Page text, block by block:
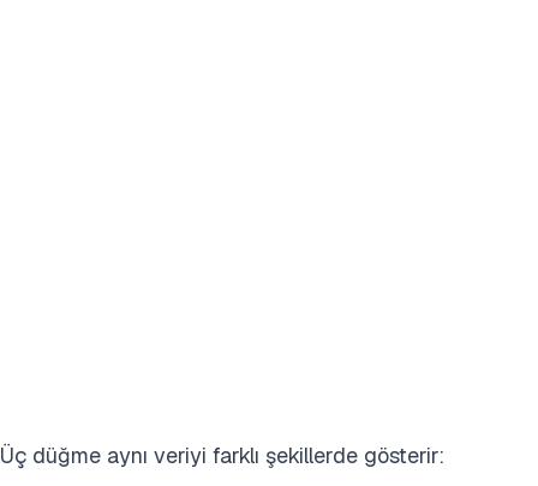
Üç düğme aynı veriyi farklı şekillerde gösterir: